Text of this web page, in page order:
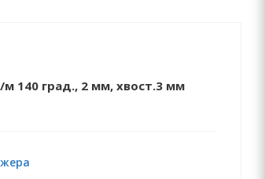
140 град., 2 мм, хвост.3 мм